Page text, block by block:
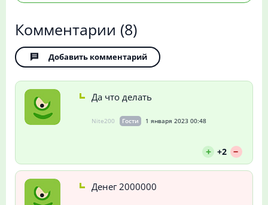
Комментарии (8)
Добавить комментарий
Да что делать
Nite200 Гости 1 января 2023 00:48
+ +2 --
Денег 2000000